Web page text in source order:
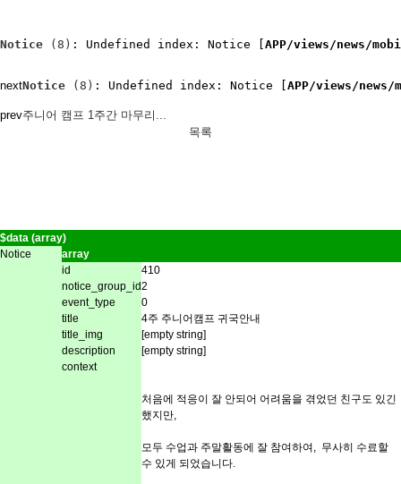
Notice (8) : Undefined index: Notice [ APP/views/news/
nextNotice (8) : Undefined index: Notice [ APP/views/
prev주니어 캠프 1주간 마무리...
목록
$data (array)
Notice
array
id
410
notice_group_id2
event_type
0
title
4주 주니어캠프 귀국안내
title_img
[empty string]
description
[empty string]
context
처음에 적응이 잘 안되어 어려움을 겪었던 친구도 있긴
했지만,
모두 수업과 주말활동에 잘 참여하여, 무사히 수료할
수 있게 되었습니다.